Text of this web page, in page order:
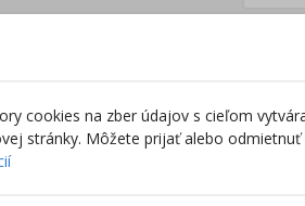
cookies na zber údajov s cieľom
stránky. Môžete prijať alebo odmietnuť